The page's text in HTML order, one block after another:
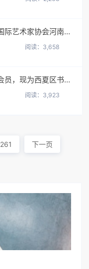
赵忠现-中国香港国际艺术家协会河南内地秘书长
阅读：3,658
柳天京-宁夏书协会员，现为西夏区书协第三届理事
阅读：3,923
261 下一页